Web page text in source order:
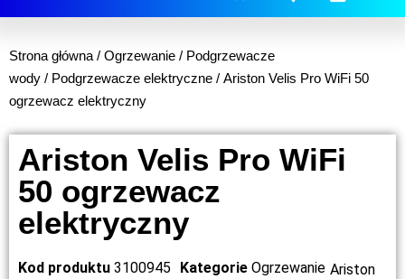
Strona główna / Ogrzewanie / Podgrzewacze
wody / Podgrzewacze elektryczne / Ariston Velis Pro WiFi 50
ogrzewacz elektryczny
Ariston Velis Pro WiFi
50 ogrzewacz
elektryczny
Kod produktu 3100945 Kategorie Ogrzewanie Ariston